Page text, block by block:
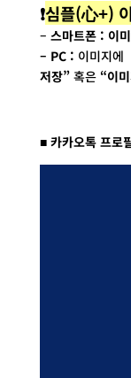
❗심플(心+)
– 스마트폰 : 이
– PC : 이미지에
저장”혹은 “이
■ 카카오톡 프로